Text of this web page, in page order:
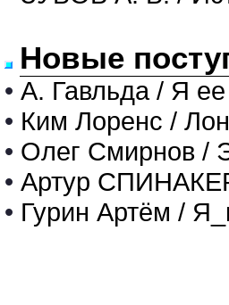
Новые
• А. Гавльда / Я
• Ким Лоренс /
• Олег Смирнов /
• Артур
• Гурин Артём /